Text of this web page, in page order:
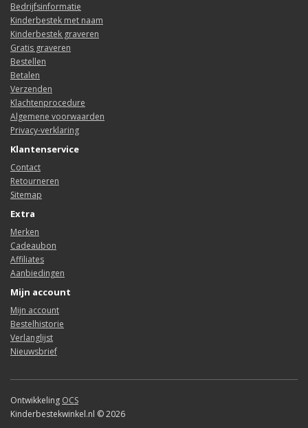
Bedrijfsinformatie
Kinderbestek met naam
Kinderbestek graveren
Gratis graveren
Bestellen
Betalen
Verzenden
Klachtenprocedure
Algemene voorwaarden
Privacy-verklaring
Klantenservice
Contact
Retourneren
Sitemap
Extra
Merken
Cadeaubon
Affiliates
Aanbiedingen
Mijn account
Mijn account
Bestelhistorie
Verlanglijst
Nieuwsbrief
Ontwikkeling OCS
Kinderbestekwinkel.nl © 2026